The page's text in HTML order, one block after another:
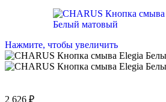
Нажмите, чтобы увеличить
2 626 ₽